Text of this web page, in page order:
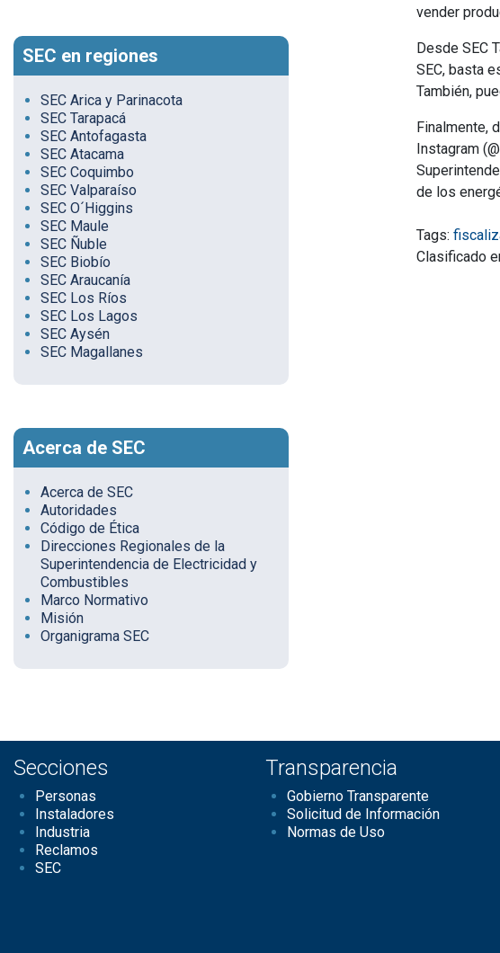
SEC en regiones
SEC Arica y Parinacota
SEC Tarapacá
SEC Antofagasta
SEC Atacama
SEC Coquimbo
SEC Valparaíso
SEC O´Higgins
SEC Maule
SEC Ñuble
SEC Biobío
SEC Araucanía
SEC Los Ríos
SEC Los Lagos
SEC Aysén
SEC Magallanes
Acerca de SEC
Acerca de SEC
Autoridades
Código de Ética
Direcciones Regionales de la
Superintendencia de Electricidad y
Combustibles
Marco Normativo
Misión
Organigrama SEC
vender
Desde SEC
SEC, basta
También,
Finalmente,
Instagram
de los
Tags:
Clasificado
Secciones
Personas
Instaladores
Industria
Reclamos
SEC
Transparencia
Gobierno Transparente
Solicitud de Información
Normas de Uso